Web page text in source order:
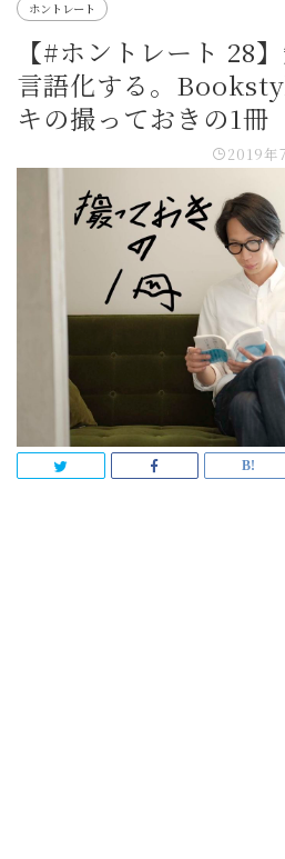
ホントレート
【#ホントレート 28
言語化する。
キの撮っておきの1冊
2019年